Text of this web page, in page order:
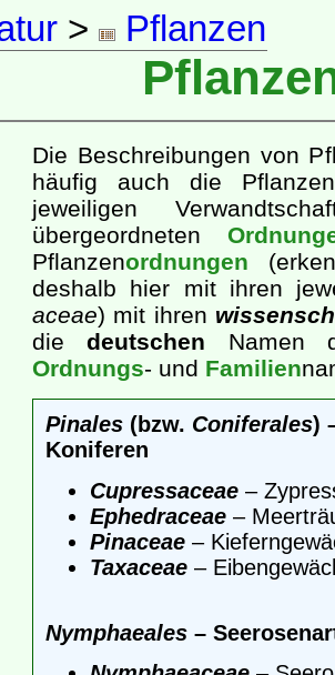
> Pflanzen
Die Beschreibungen von
häufig auch die Pflanzen
jeweiligen
übergeordneten
Pflanzenordnungen
deshalb hier mit ihren
aceae) mit ihren
diedeutschen Namen
Ordnungs- und Familien
Pinales (bzw. Coniferales)
Koniferen
Cupressaceae –
Ephedraceae –
Pinaceae –
Taxaceae –
Nymphaeales –